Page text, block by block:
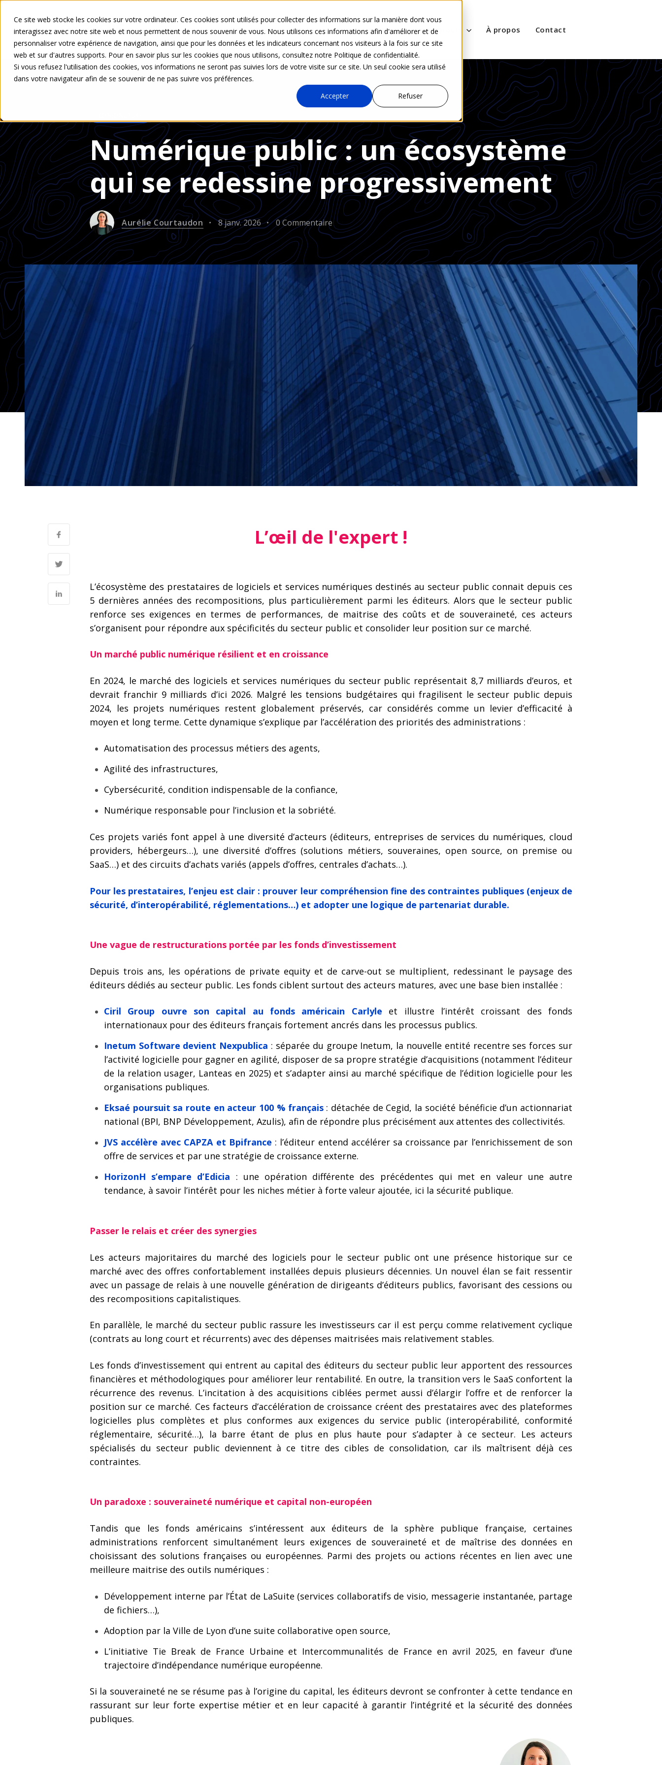
Ce site web stocke les cookies sur votre ordinateur. Ces cookies sont utilisés pour collecter des informations sur la manière dont vous
interagissez avec notre site web et nous permettent de nous souvenir de vous. Nous utilisons ces informations afin d'améliorer et de
personnaliser votre expérience de navigation, ainsi que pour les données et les indicateurs concernant nos visiteurs à la fois sur ce site
web et sur d'autres supports. Pour en savoir plus sur les cookies que nous utilisons, consultez notre Politique de confidentialité.
Si vous refusez l'utilisation des cookies, vos informations ne seront pas suivies lors de votre visite sur ce site. Un seul cookie sera utilisé
dans votre navigateur afin de se souvenir de ne pas suivre vos préférences.
Accepter
Refuser
Votre profil Nos activités Solutions Actualités Accès directs À propos Contact
Numérique public : un écosystème
qui se redessine progressivement
Aurélie Courtaudon 8 janv. 2026 0 Commentaire
L’œil de l'expert !
L’écosystème des prestataires de logiciels et services numériques destinés au secteur public connait depuis ces
5 dernières années des recompositions, plus particulièrement parmi les éditeurs. Alors que le secteur public
renforce ses exigences en termes de performances, de maitrise des coûts et de souveraineté, ces acteurs
s’organisent pour répondre aux spécificités du secteur public et consolider leur position sur ce marché.
Un marché public numérique résilient et en croissance
En 2024, le marché des logiciels et services numériques du secteur public représentait 8,7 milliards d’euros, et
devrait franchir 9 milliards d’ici 2026. Malgré les tensions budgétaires qui fragilisent le secteur public depuis
2024, les projets numériques restent globalement préservés, car considérés comme un levier d’efficacité à
moyen et long terme. Cette dynamique s’explique par l’accélération des priorités des administrations :
Automatisation des processus métiers des agents,
Agilité des infrastructures,
Cybersécurité, condition indispensable de la confiance,
Numérique responsable pour l’inclusion et la sobriété.
Ces projets variés font appel à une diversité d’acteurs (éditeurs, entreprises de services du numériques, cloud
providers, hébergeurs…), une diversité d’offres (solutions métiers, souveraines, open source, on premise ou
SaaS…) et des circuits d’achats variés (appels d’offres, centrales d’achats…).
Pour les prestataires, l’enjeu est clair : prouver leur compréhension fine des contraintes publiques (enjeux de
sécurité, d’interopérabilité, réglementations…) et adopter une logique de partenariat durable.
Une vague de restructurations portée par les fonds d’investissement
Depuis trois ans, les opérations de private equity et de carve-out se multiplient, redessinant le paysage des
éditeurs dédiés au secteur public. Les fonds ciblent surtout des acteurs matures, avec une base bien installée :
Ciril Group ouvre son capital au fonds américain Carlyle
et illustre l’intérêt croissant des fonds
internationaux pour des éditeurs français fortement ancrés dans les processus publics.
Inetum Software devient Nexpublica : séparée du groupe Inetum, la nouvelle entité recentre ses forces sur
l’activité logicielle pour gagner en agilité, disposer de sa propre stratégie d’acquisitions (notamment l’éditeur
de la relation usager, Lanteas en 2025) et s’adapter ainsi au marché spécifique de l’édition logicielle pour les
organisations publiques.
Eksaé poursuit sa route en acteur 100 % français : détachée de Cegid, la société bénéficie d’un actionnariat
national (BPI, BNP Développement, Azulis), afin de répondre plus précisément aux attentes des collectivités.
JVS accélère avec CAPZA et Bpifrance : l’éditeur entend accélérer sa croissance par l’enrichissement de son
offre de services et par une stratégie de croissance externe.
HorizonH s’empare d’Edicia : une opération différente des précédentes qui met en valeur une autre
tendance, à savoir l’intérêt pour les niches métier à forte valeur ajoutée, ici la sécurité publique.
Passer le relais et créer des synergies
Les acteurs majoritaires du marché des logiciels pour le secteur public ont une présence historique sur ce
marché avec des offres confortablement installées depuis plusieurs décennies. Un nouvel élan se fait ressentir
avec un passage de relais à une nouvelle génération de dirigeants d’éditeurs publics, favorisant des cessions ou
des recompositions capitalistiques.
En parallèle, le marché du secteur public rassure les investisseurs car il est perçu comme relativement cyclique
(contrats au long court et récurrents) avec des dépenses maitrisées mais relativement stables.
Les fonds d’investissement qui entrent au capital des éditeurs du secteur public leur apportent des ressources
financières et méthodologiques pour améliorer leur rentabilité. En outre, la transition vers le SaaS confortent la
récurrence des revenus. L’incitation à des acquisitions ciblées permet aussi d’élargir l’offre et de renforcer la
position sur ce marché. Ces facteurs d’accélération de croissance créent des prestataires avec des plateformes
logicielles plus complètes et plus conformes aux exigences du service public (interopérabilité, conformité
réglementaire, sécurité…), la barre étant de plus en plus haute pour s’adapter à ce secteur. Les acteurs
spécialisés du secteur public deviennent à ce titre des cibles de consolidation, car ils maîtrisent déjà ces
contraintes.
Un paradoxe : souveraineté numérique et capital non-européen
Tandis que les fonds américains s’intéressent aux éditeurs de la sphère publique française, certaines
administrations renforcent simultanément leurs exigences de souveraineté et de maîtrise des données en
choisissant des solutions françaises ou européennes. Parmi des projets ou actions récentes en lien avec une
meilleure maitrise des outils numériques :
Développement interne par l’État de LaSuite (services collaboratifs de visio, messagerie instantanée, partage
de fichiers…),
Adoption par la Ville de Lyon d’une suite collaborative open source,
L’initiative Tie Break de France Urbaine et Intercommunalités de France en avril 2025, en faveur d’une
trajectoire d’indépendance numérique européenne.
Si la souveraineté ne se résume pas à l’origine du capital, les éditeurs devront se confronter à cette tendance en
rassurant sur leur forte expertise métier et en leur capacité à garantir l’intégrité et la sécurité des données
publiques.